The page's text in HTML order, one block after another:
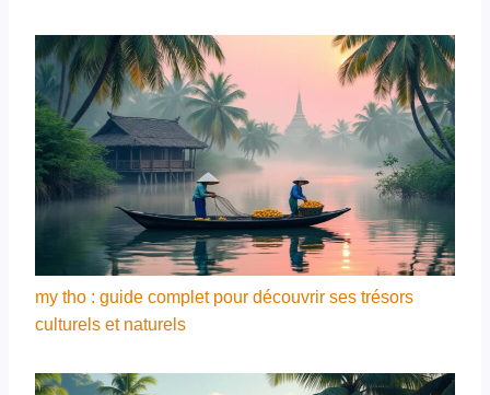
my tho : guide complet pour découvrir ses trésors
culturels et naturels